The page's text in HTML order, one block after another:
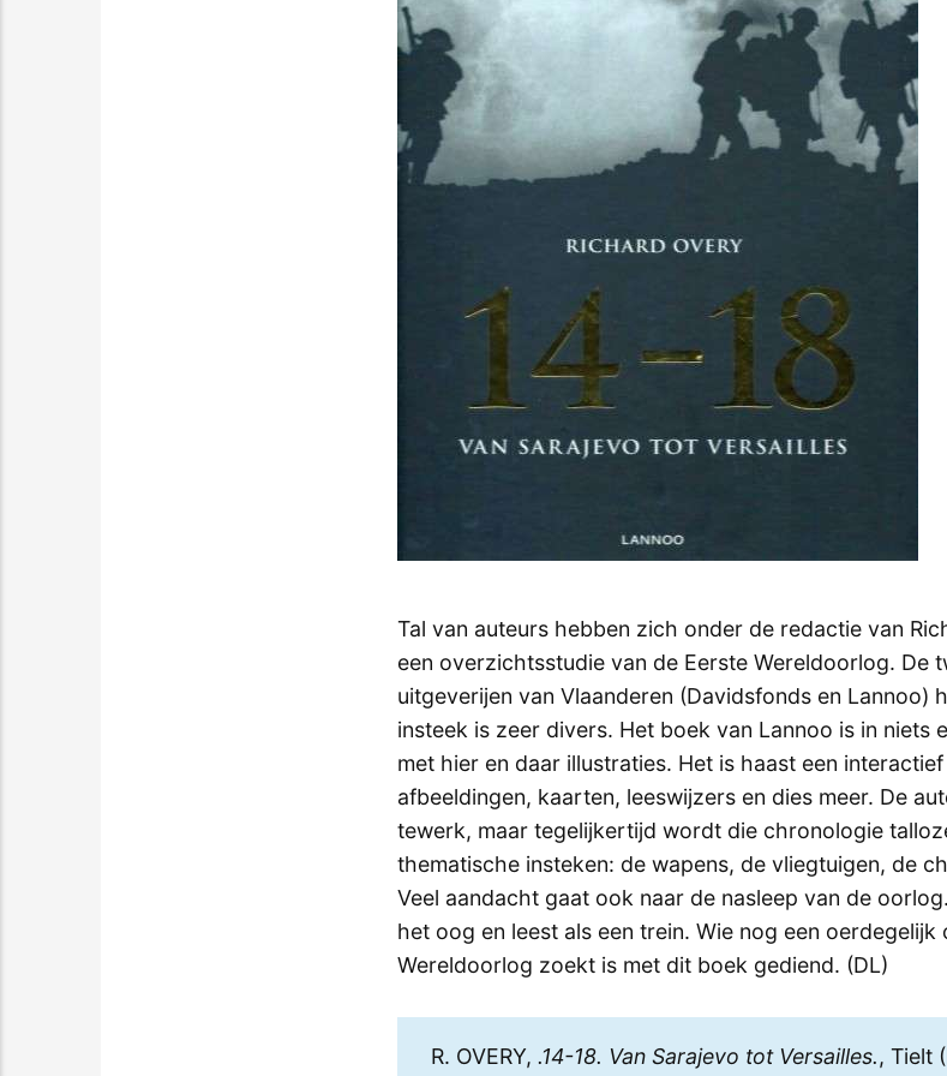
Tal van auteurs hebben zich onder de redactie van
een overzichtsstudie van de Eerste Wereldoorlog. De
uitgeverijen van Vlaanderen (Davidsfonds en Lannoo)
insteek is zeer divers. Het boek van Lannoo is in niets
met hier en daar illustraties. Het is haast een
afbeeldingen, kaarten, leeswijzers en dies meer. De
tewerk, maar tegelijkertijd wordt die chronologie
thematische insteken: de wapens, de vliegtuigen, de
Veel aandacht gaat ook naar de nasleep van de
het oog en leest als een trein. Wie nog een
Wereldoorlog zoekt is met dit boek gediend. (DL)
R. OVERY,.14-18. Van Sarajevo tot Versailles., Tielt